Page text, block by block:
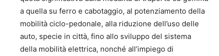
a quella su ferro e cabotaggio, al potenziamento della
mobilità ciclo-pedonale, alla riduzione dell’uso delle
auto, specie in città, fino allo sviluppo del sistema
della mobilità elettrica, nonché all’impiego di